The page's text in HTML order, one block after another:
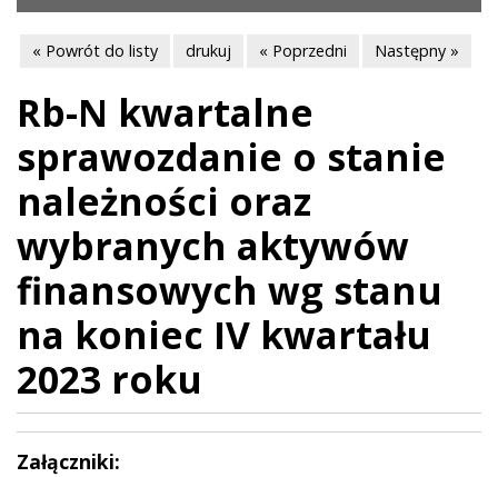
« Powrót do listy drukuj « Poprzedni Następny »
Rb-N kwartalne
sprawozdanie o stanie
należności oraz
wybranych aktywów
finansowych wg stanu
na koniec IV kwartału
2023 roku
Załączniki: